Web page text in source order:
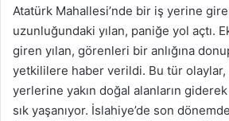
Atatürk Mahallesi’nde bir iş yerine
uzunluğundaki yılan, paniğe yol açtı.
giren yılan, görenleri bir anlığına
yetkililere haber verildi. Bu tür
yerlerine yakın doğal alanların
sık yaşanıyor. İslahiye’de son